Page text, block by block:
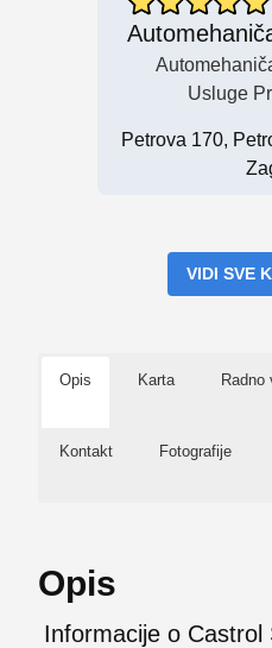
Usluge
Petrova 170,
VIDI SVE
Opis Karta Radno
Kontakt Fotografije
Opis
Informacije o